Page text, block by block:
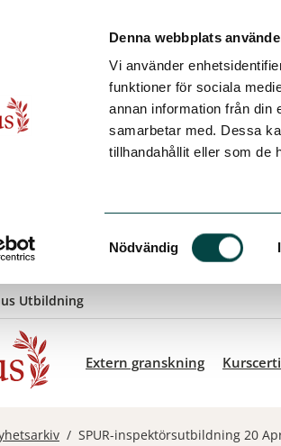
Denna webbplats
Vi använder
funktioner för sociala
annan information från din
samarbetar med. Dessa
tillhandahållit eller som de
Samtyckesval
Nödvändig
Utbildning
Extern granskning
/ SPUR-inspektörsutbildning 20
Extern granskning